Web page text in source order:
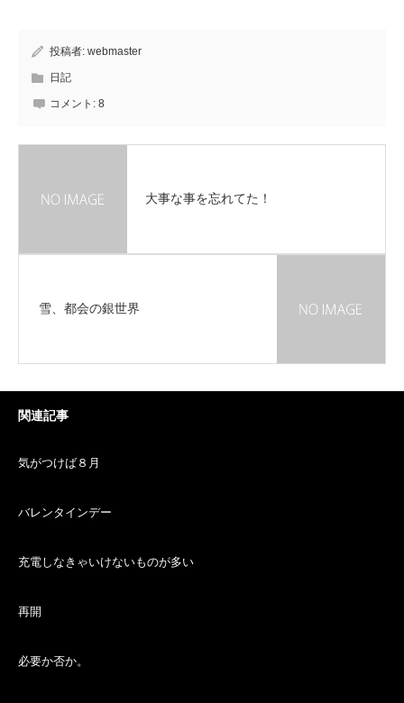
投稿者: webmaster
日記
コメント: 8
大事な事を忘れてた！
雪、都会の銀世界
関連記事
気がつけば８月
バレンタインデー
充電しなきゃいけないものが多い
再開
必要か否か。